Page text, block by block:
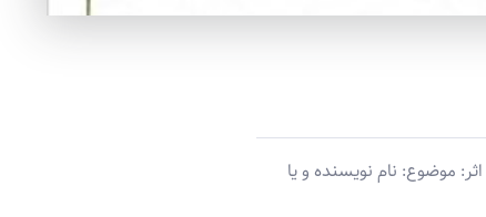
موضوع: نام نویسنده و یا